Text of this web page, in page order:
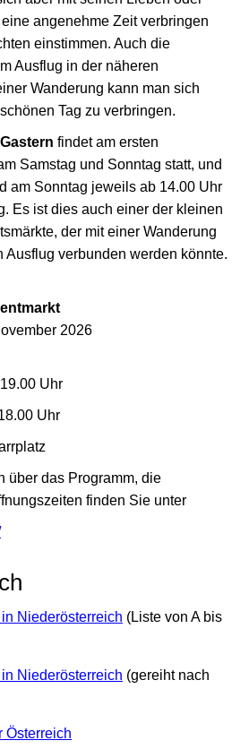
angenehme Zeit verbringen
einstimmen. Auch die
Ausflug in der näheren
Wanderung kann man sich
Tag zu verbringen.
findet am ersten
Samstag und Sonntag statt, und
am Sonntag jeweils ab 14.00 Uhr
Es ist dies auch einer der kleinen
der mit einer Wanderung
Ausflug verbunden werden könnte.
2026
Uhr
Uhr
über das Programm, die
finden Sie unter
Niederösterreich (Liste von A bis
Niederösterreich (gereiht nach
Österreich